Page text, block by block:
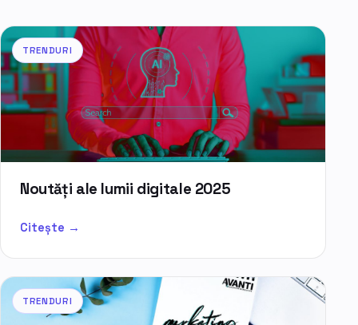
TRENDURI
Noutăți ale lumii digitale 2025
Citește →
TRENDURI